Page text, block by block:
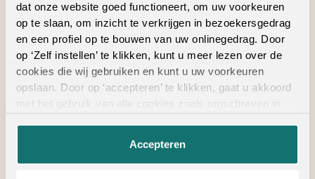
dat onze website goed functioneert, om uw voorkeuren
op te slaan, om inzicht te verkrijgen in bezoekersgedrag
en een profiel op te bouwen van uw onlinegedrag. Door
op ‘Zelf instellen’ te klikken, kunt u meer lezen over de
cookies die wij gebruiken en kunt u uw voorkeuren
opslaan. Door op ‘accepteren’ te klikken, gaat u akkoord
met het gebruik van alle cookies zoals omschreven in
Accepteren
Duurzame kwaliteit waarop je kunt
vertrouwen, slijtvast en gemaakt om
jarenlang mee te gaan
Extra absorberend voor een droge en schone
entree
Slimme bescherming tegen vuil van buiten